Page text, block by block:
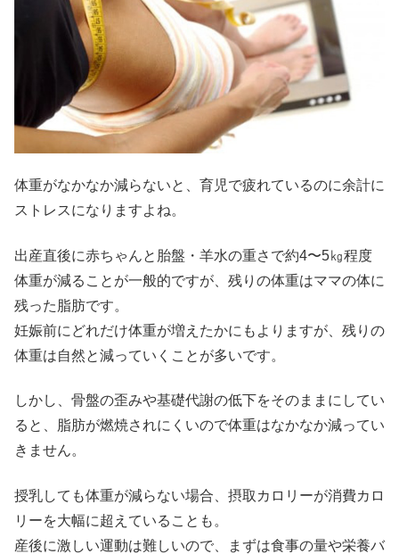
体重がなかなか減らないと、育児で疲れているのに余計に
ストレスになりますよね。
出産直後に赤ちゃんと胎盤・羊水の重さで約4〜5㎏程度
体重が減ることが一般的ですが、残りの体重はママの体に
残った脂肪です。
妊娠前にどれだけ体重が増えたかにもよりますが、残りの
体重は自然と減っていくことが多いです。
しかし、骨盤の歪みや基礎代謝の低下をそのままにしてい
ると、脂肪が燃焼されにくいので体重はなかなか減ってい
きません。
授乳しても体重が減らない場合、摂取カロリーが消費カロ
リーを大幅に超えていることも。
産後に激しい運動は難しいので、まずは食事の量や栄養バ